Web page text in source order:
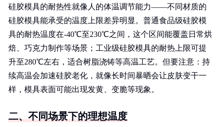
硅胶模具的耐热性就像人的体温调节能力——不同材质的
硅胶模具能承受的温度上限差异明显。普通食品级硅胶模
具的耐热温度在-40℃至230℃之间，这个区间能覆盖日常烘
焙、巧克力制作等场景；工业级硅胶模具的耐热上限可提
升至280℃左右，适合树脂浇铸等高温工艺。但要注意：持
续高温会加速硅胶老化，就像长时间暴晒会让皮肤变干一
样，模具表面可能出现发黄、变脆等现象。
二、不同场景下的理想温度